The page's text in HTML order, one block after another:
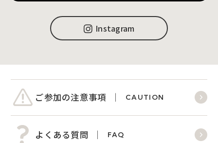
Instagram
ご参加の注意事項 CAUTION
よくある質問 FAQ